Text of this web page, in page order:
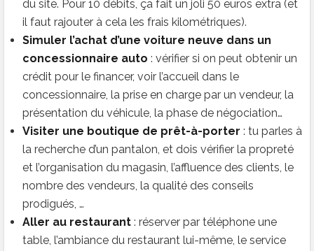
du site. Pour 10 débits, ça fait un joli 50 euros extra (et
il faut rajouter à cela les frais kilométriques).
Simuler l’achat d’une voiture neuve dans un
concessionnaire auto : vérifier si on peut obtenir un
crédit pour le financer, voir l’accueil dans le
concessionnaire, la prise en charge par un vendeur, la
présentation du véhicule, la phase de négociation…
Visiter une boutique de prêt-à-porter : tu parles à
la recherche d’un pantalon, et dois vérifier la propreté
et l’organisation du magasin, l’affluence des clients, le
nombre des vendeurs, la qualité des conseils
prodigués, …
Aller au restaurant : réserver par téléphone une
table, l’ambiance du restaurant lui-même, le service